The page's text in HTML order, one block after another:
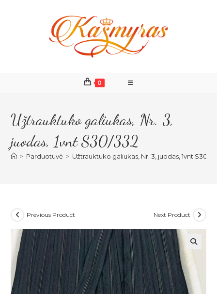
0
Užtrauktuko galiukas, Nr. 3,
juodas, 1vnt S30/332
> Parduotuvė > Užtrauktuko galiukas, Nr. 3, juodas, 1vnt S30/
Previous Product Next Product